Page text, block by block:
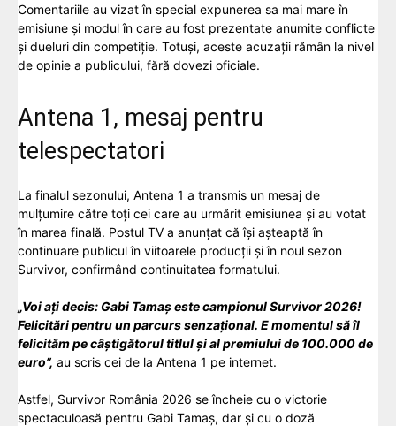
Comentariile au vizat în special expunerea sa mai mare în
emisiune și modul în care au fost prezentate anumite conflicte
și dueluri din competiție. Totuși, aceste acuzații rămân la nivel
de opinie a publicului, fără dovezi oficiale.
Antena 1, mesaj pentru
telespectatori
La finalul sezonului, Antena 1 a transmis un mesaj de
mulțumire către toți cei care au urmărit emisiunea și au votat
în marea finală. Postul TV a anunțat că își așteaptă în
continuare publicul în viitoarele producții și în noul sezon
Survivor, confirmând continuitatea formatului.
„Voi ați decis: Gabi Tamaș este campionul Survivor 2026!
Felicitări pentru un parcurs senzațional. E momentul să îl
felicităm pe câștigătorul titlul și al premiului de 100.000 de
euro”, au scris cei de la Antena 1 pe internet.
Astfel, Survivor România 2026 se încheie cu o victorie
spectaculoasă pentru Gabi Tamaș, dar și cu o doză